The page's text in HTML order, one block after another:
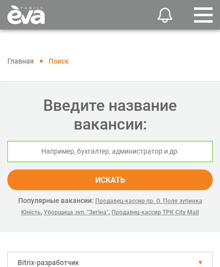
Главная Поиск
Введите название
вакансии:
ИСКАТЬ
Популярные вакансии: Продавец-кассир пр. О. Поля зупинка
Юність, Уборщица зуп. "Зигіна", Продавец-кассир ТРК City Mall
Bitrix-разработчик